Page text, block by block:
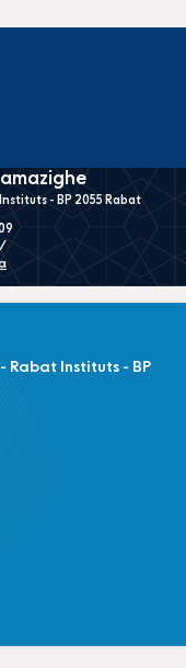
- BP 2055 Rabat
Rabat Instituts - BP